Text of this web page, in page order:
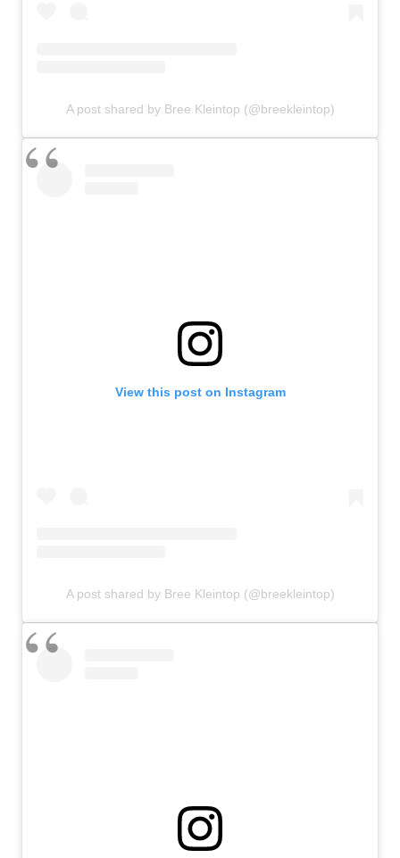
A post shared by Bree Kleintop (@breekleintop)
View this post on Instagram
A post shared by Bree Kleintop (@breekleintop)